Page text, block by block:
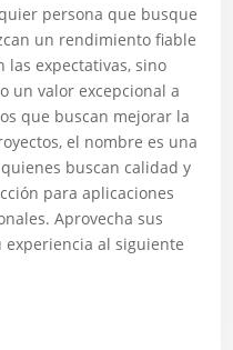
persona que busque
un rendimiento fiable
las expectativas, sino
un valor excepcional a
que buscan mejorar la
el nombre es una
buscan calidad y
para aplicaciones
Aprovecha sus
al siguiente